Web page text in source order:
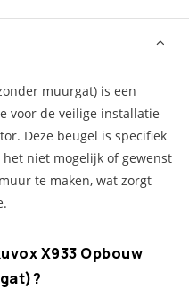
muurgat) is een
voor de veilige installatie
Deze beugel is specifiek
niet mogelijk of gewenst
te maken, wat zorgt
X933 Opbouw